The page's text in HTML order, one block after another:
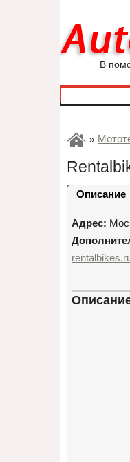
В
»
Описание
Адрес: